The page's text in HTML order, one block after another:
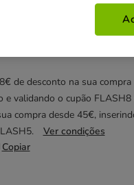
na compra de referências
ou superior a 39€.
de desconto na sua compra
e validando o cupão FLASH8
compra desde 45€,
Ver condições
Copiar